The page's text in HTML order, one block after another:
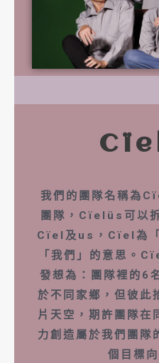
我們的團隊名稱為
團隊，Cïelüs可以
Cïel及us，Cïel為
「我們」的意思。
發想為：團隊裡的6
於不同家鄉，但彼此
片天空，期許團隊在
力創造屬於我們團隊
個目標